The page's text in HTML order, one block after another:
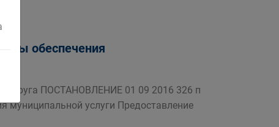
обеспечения
округа ПОСТАНОВЛЕНИЕ 01 09 2016 326 п
муниципальной услуги Предоставление